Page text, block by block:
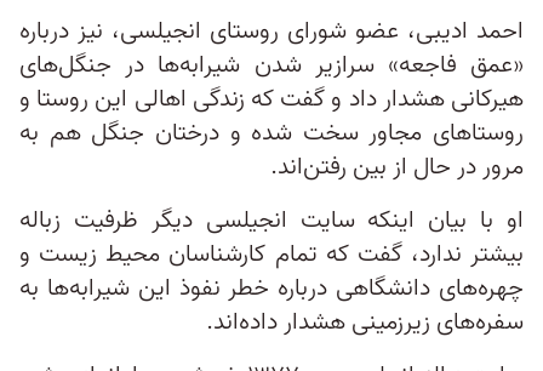
احمد ادیبی، عضو شورای روستای انجیلسی، نیز درباره
«عمق فاجعه» سرازیر شدن شیرابه‌ها در جنگل‌های
هیرکانی هشدار داد و گفت که زندگی اهالی این روستا و
روستاهای مجاور سخت شده و درختان جنگل‌ هم به
مرور در حال از بین رفتن‌اند.
او با بیان اینکه سایت انجیلسی دیگر ظرفیت زباله
بیشتر ندارد، گفت که تمام کارشناسان محیط ‌زیست و
چهره‌های دانشگاهی درباره خطر نفوذ این شیرابه‌ها به
سفره‌های زیرزمینی هشدار داده‌اند.